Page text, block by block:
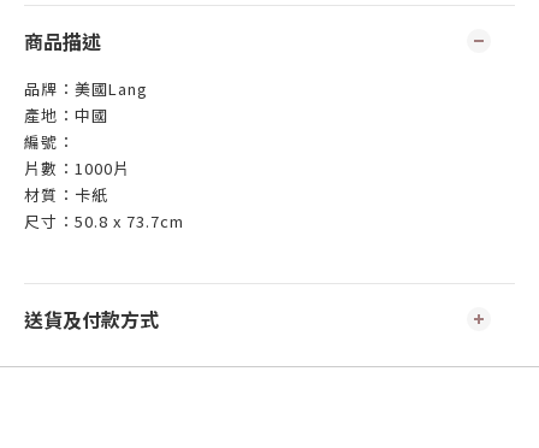
商品描述
品牌：美國Lang
產地：中國
編號：
片數：1000片
材質：卡紙
尺寸：50.8 x 73.7cm
送貨及付款方式